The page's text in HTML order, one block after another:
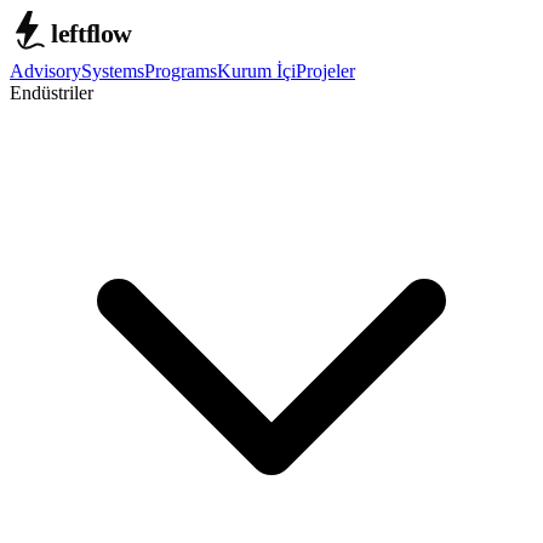
AdvisorySystemsProgramsKurum İçiProjeler
Endüstriler